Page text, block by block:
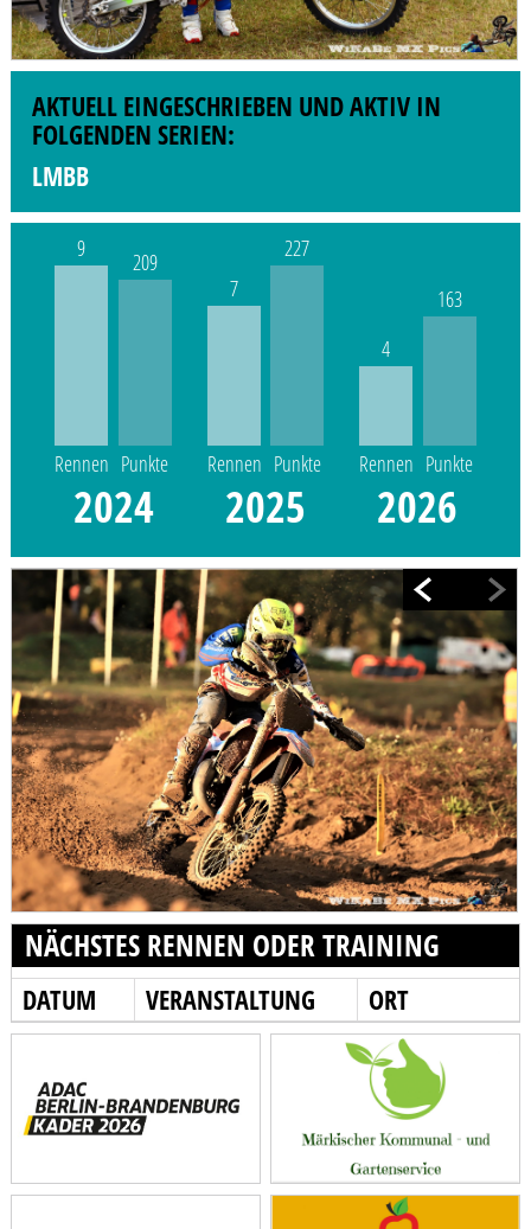
AKTUELL EINGESCHRIEBEN UND AKTIV IN
FOLGENDEN SERIEN:
LMBB
9
Rennen
209
Punkte
2024
7
Rennen
227
Punkte
2025
4
Rennen
163
Punkte
2026
NÄCHSTES RENNEN ODER TRAINING
DATUM VERANSTALTUNG ORT